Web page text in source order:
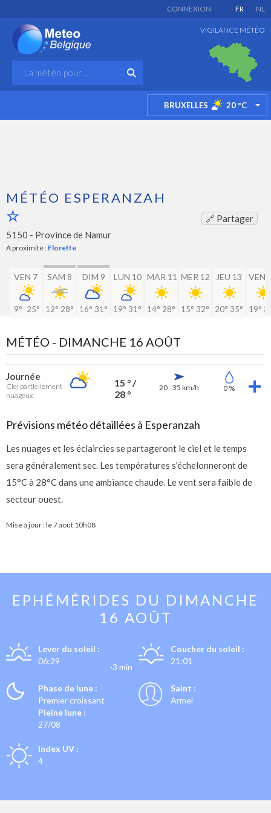
FR NL
CONNEXION
VIGILANCE MÉTÉO
BRUXELLES 20 °C
MÉTÉO ESPERANZAH
🔗 Partager
5150 - Province de Namur
A proximité : Floreffe
VEN 7
9° 25°
SAM 8
12° 28°
DIM 9
16° 31°
LUN 10
19° 31°
MAR 11
14° 28°
MER 12
15° 32°
JEU 13
20° 35°
VEN
19°
MÉTÉO - DIMANCHE 16 AOÛT
Journée
Ciel partiellement
nuageux
15 ° /
28 °
20 - 35 km/h 0 %
Prévisions météo détaillées à Esperanzah
Les nuages et les éclaircies se partageront le ciel et le temps
sera généralement sec. Les températures s’échelonneront de
15°C à 28°C dans une ambiance chaude. Le vent sera faible de
secteur ouest.
Mise à jour : le7 août 10h08
EPHÉMÉRIDES DU DIMANCHE
16 AOÛT
Lever du soleil :
06:29
-3 min
Coucher du soleil :
21:01
Phase de lune :
Premier croissant
Pleine lune :
27/08
Saint :
Armel
Index UV :
4